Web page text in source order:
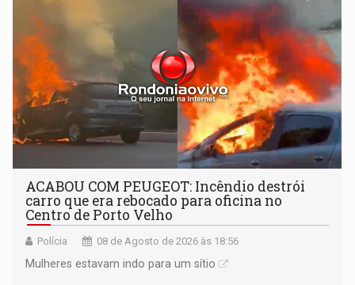
ACABOU COM PEUGEOT: Incêndio destrói
carro que era rebocado para oficina no
Centro de Porto Velho
Polícia 08 de Agosto de 2026 às 18:56
Mulheres estavam indo para um sítio